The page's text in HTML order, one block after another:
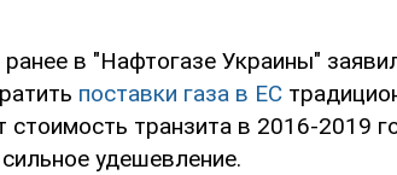
в "Нафтогазе Украины"
поставки газа в ЕС
транзита в 2016-2019
удешевление.